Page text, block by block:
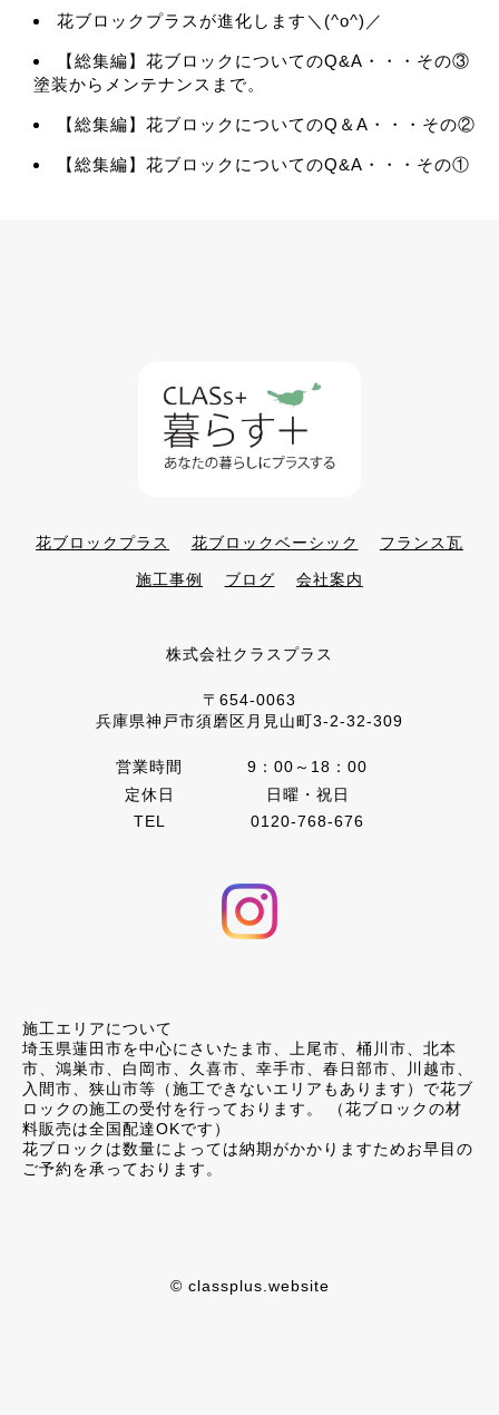
花ブロックプラスが進化します＼(^o^)／
【総集編】花ブロックについてのQ&A・・・その③
塗装からメンテナンスまで。
【総集編】花ブロックについてのQ＆A・・・その②
【総集編】花ブロックについてのQ&A・・・その①
花ブロックプラス 花ブロックベーシック フランス瓦
施工事例 ブログ 会社案内
株式会社クラスプラス
〒654-0063
兵庫県神戸市須磨区月見山町3-2-32-309
営業時間
9：00～18：00
定休日
日曜・祝日
TEL
0120-768-676
施工エリアについて
埼玉県蓮田市を中心にさいたま市、上尾市、桶川市、北本
市、鴻巣市、白岡市、久喜市、幸手市、春日部市、川越市、
入間市、狭山市等（施工できないエリアもあります）で花ブ
ロックの施工の受付を行っております。 （花ブロックの材
料販売は全国配達OKです）
花ブロックは数量によっては納期がかかりますためお早目の
ご予約を承っております。
© classplus.website